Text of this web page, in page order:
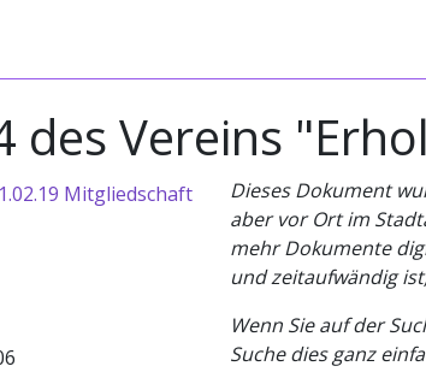
Vereins
1.02.19 Mitgliedschaft
Dieses Dokument
aber vor Ort im
mehr Dokumente
und zeitaufwändig
Wenn Sie auf der
Suche dies ganz